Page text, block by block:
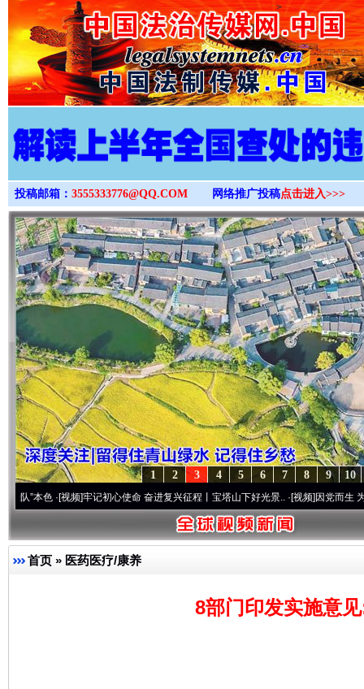
>
投稿邮箱： 3555333776@QQ.COM 网络推广投稿点击进入>>>
10
9
8
7
6
5
4
3
2
1
·[视频]牢记初心使命 奋进复兴征程丨宝塔山下好光景..·[视频]因党而生 为党而战
首页 » 医药医疗/康养
8部门印发实施意